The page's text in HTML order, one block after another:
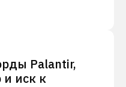
Palantir,
и иск к